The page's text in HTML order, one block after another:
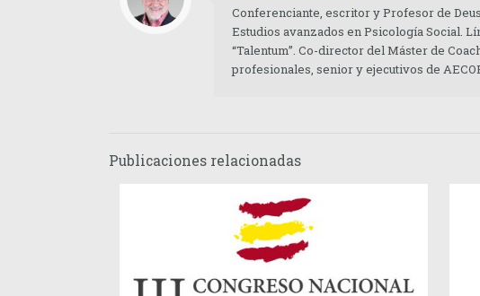
Conferenciante, escritor y Profesor de
Estudios avanzados en Psicología Social.
“Talentum”. Co-director del Máster de
profesionales, senior y ejecutivos de
Publicaciones relacionadas